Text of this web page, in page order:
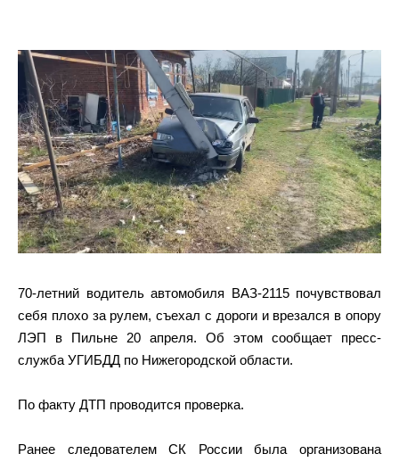
70-летний водитель автомобиля ВАЗ-2115 почувствовал
себя плохо за рулем, съехал с дороги и врезался в опору
ЛЭП в Пильне 20 апреля. Об этом сообщает пресс-
служба УГИБДД по Нижегородской области.
По факту ДТП проводится проверка.
Ранее следователем СК России была организована